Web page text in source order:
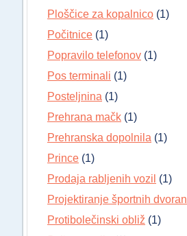
Ploščice za kopalnico (1)
Počitnice (1)
Popravilo telefonov (1)
Pos terminali (1)
Posteljnina (1)
Prehrana mačk (1)
Prehranska dopolnila (1)
Prince (1)
Prodaja rabljenih vozil (1)
Projektiranje športnih dvoran
Protibolečinski obliž (1)